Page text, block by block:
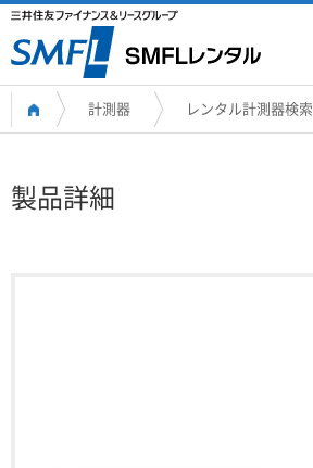
計測器 レンタル計測器検索
製品詳細